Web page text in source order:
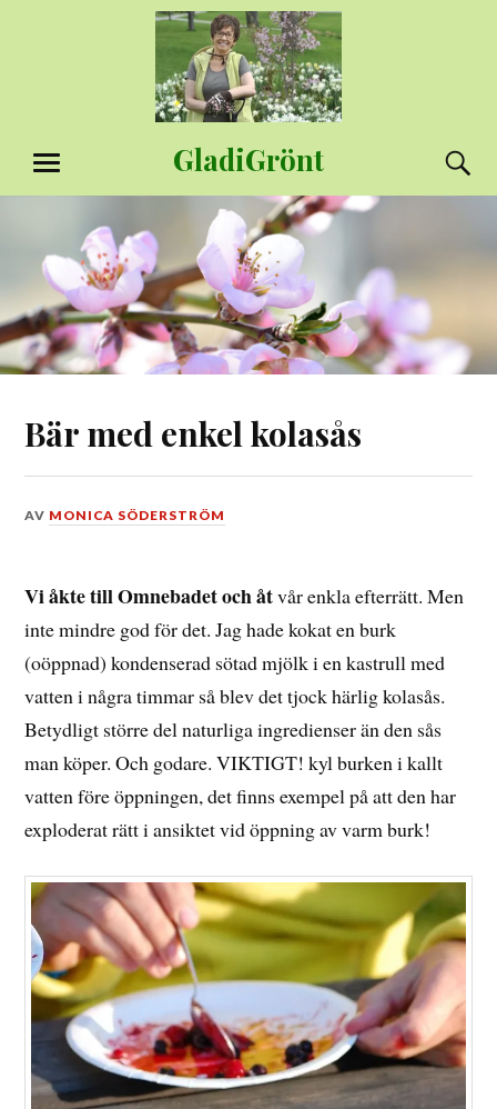
GladiGrönt
MENY
Bär med enkel kolasås
DEN
2015
AV MONICA SÖDERSTRÖM
Vi åkte till Omnebadet och åtvår enkla efterrätt. Men
inte mindre god för det. Jag hade kokat en burk
(oöppnad) kondenserad sötad mjölk i en kastrull med
vatten i några timmar så blev det tjock härlig kolasås.
Betydligt större del naturliga ingredienser än den sås
man köper. Och godare. VIKTIGT! kyl burken i kallt
vatten före öppningen, det finns exempel på att den har
exploderat rätt i ansiktet vid öppning av varm burk!